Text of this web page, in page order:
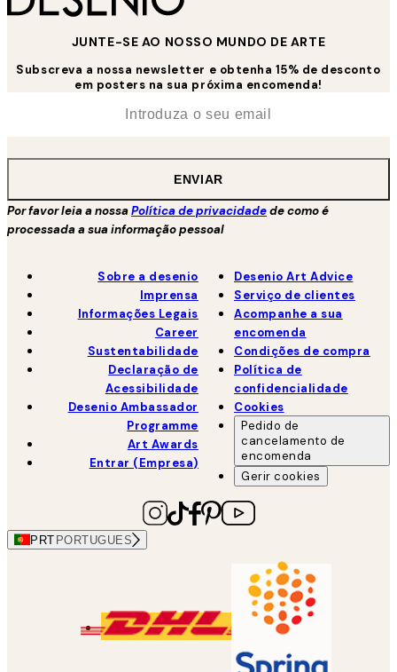
JUNTE-SE AO NOSSO MUNDO DE ARTE
Subscreva a nossa newsletter e obtenha 15% de desconto
em posters na sua próxima encomenda!
ENVIAR
Por favor leia a nossaPolítica de privacidadede como é
processada a sua informação pessoal
Sobre a desenio
Imprensa
Informações Legais
Career
Sustentabilidade
Declaração de
Acessibilidade
Desenio Ambassador
Programme
Art Awards
Entrar (Empresa)
Desenio Art Advice
Serviço de clientes
Acompanhe a sua
encomenda
Condições de compra
Política de
confidencialidade
Cookies
Pedido de
cancelamento de
encomenda
Gerir cookies
PRT PORTUGUES